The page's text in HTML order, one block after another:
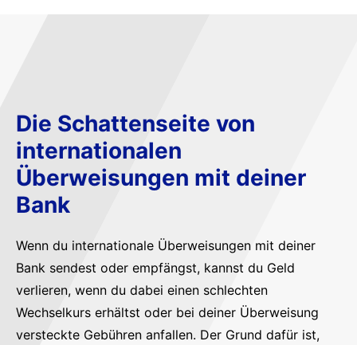
Die Schattenseite von
internationalen
Überweisungen mit deiner
Bank
Wenn du internationale Überweisungen mit deiner
Bank sendest oder empfängst, kannst du Geld
verlieren, wenn du dabei einen schlechten
Wechselkurs erhältst oder bei deiner Überweisung
versteckte Gebühren anfallen. Der Grund dafür ist,